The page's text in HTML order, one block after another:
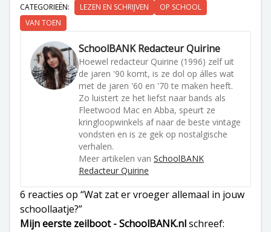
CATEGORIEËN: LEZEN EN SCHRIJVEN
OP SCHOOL
VAN TOEN
SchoolBANK Redacteur Quirine
Hoewel redacteur Quirine (1996) zelf uit
de jaren '90 komt, is ze dol op álles wat
met de jaren '60 en '70 te maken heeft.
Zo luistert ze het liefst naar bands als
Fleetwood Mac en Abba, speurt ze
kringloopwinkels af naar de beste vintage
vondsten en is ze gek op nostalgische
verhalen.
Meer artikelen van SchoolBANK
Redacteur Quirine
6 reacties op “Wat zat er vroeger allemaal in jouw
schoollaatje?”
Mijn eerste zeilboot - SchoolBANK.nlschreef: